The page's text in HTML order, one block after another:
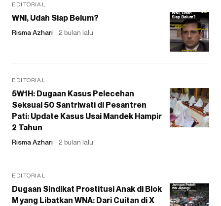
EDITORIAL
WNI, Udah Siap Belum?
Risma Azhari 2 bulan lalu
EDITORIAL
5W1H: Dugaan Kasus Pelecehan
Seksual 50 Santriwati di Pesantren
Pati: Update Kasus Usai Mandek Hampir
2 Tahun
Risma Azhari 2 bulan lalu
EDITORIAL
Dugaan Sindikat Prostitusi Anak di Blok
M yang Libatkan WNA: Dari Cuitan di X